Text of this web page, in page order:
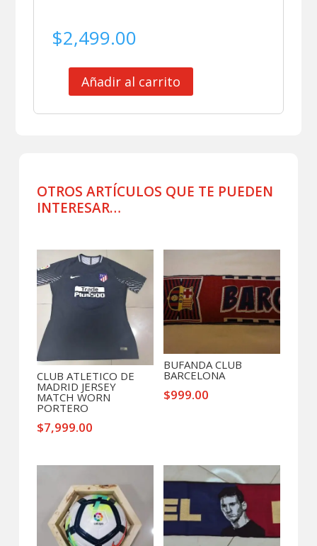
$2,499.00
cantidad
Añadir al carrito
OTROS ARTÍCULOS QUE TE PUEDEN
INTERESAR…
CLUB ATLETICO DE
MADRID JERSEY
MATCH WORN
PORTERO
$7,999.00
BUFANDA CLUB
BARCELONA
$999.00